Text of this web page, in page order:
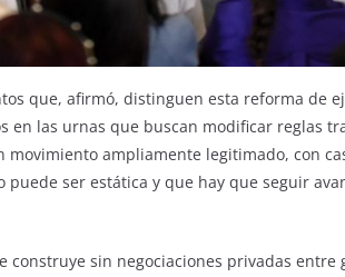
que, afirmó, distinguen esta reforma de
en las urnas que buscan modificar reglas
ampliamente legitimado, con
ser estática y que hay que seguir
construye sin negociaciones privadas